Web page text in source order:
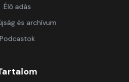
Élő adás
és archívum
Podcastok